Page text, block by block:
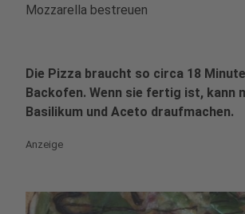
Mozzarella bestreuen
Die Pizza braucht so circa 18
Backofen. Wenn sie fertig ist, kann
Basilikum und Aceto draufmachen.
Anzeige